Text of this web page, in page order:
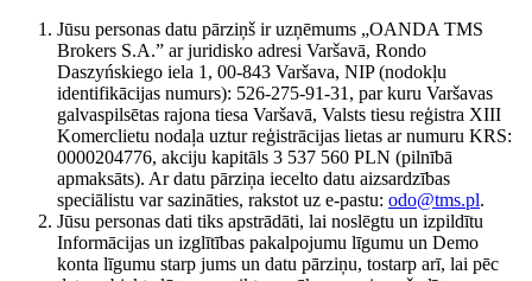
Jūsu personas datu pārziņš ir uzņēmums „OANDA TMS
Brokers S.A.” ar juridisko adresi Varšavā, Rondo
Daszyńskiego iela 1, 00-843 Varšava, NIP (nodokļu
identifikācijas numurs): 526-275-91-31, par kuru Varšavas
galvaspilsētas rajona tiesa Varšavā, Valsts tiesu reģistra XIII
Komerclietu nodaļa uztur reģistrācijas lietas ar numuru KRS:
0000204776, akciju kapitāls 3 537 560 PLN (pilnībā
apmaksāts). Ar datu pārziņa iecelto datu aizsardzības
speciālistu var sazināties, rakstot uz e-pastu: odo@tms.pl.
Jūsu personas dati tiks apstrādāti, lai noslēgtu un izpildītu
Informācijas un izglītības pakalpojumu līgumu un Demo
konta līgumu starp jums un datu pārziņu, tostarp arī, lai pēc